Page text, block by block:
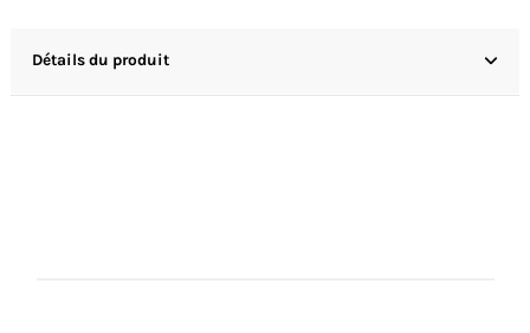
Détails du produit